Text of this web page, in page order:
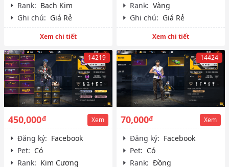
Rank: Bạch Kim
Ghi chú: Giá Rẻ
Xem chi tiết
Rank: Vàng
Ghi chú: Giá Rẻ
Xem chi tiết
14219
450,000đ Xem
Đăng ký: Facebook
Pet: Có
Rank: Kim Cương
14424
70,000đ Xem
Đăng ký: Facebook
Pet: Có
Rank: Đồng